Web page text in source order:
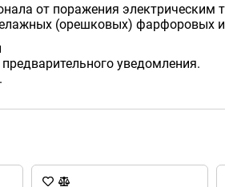
от поражения электрическим
(орешковых) фарфоровых
уведомления.